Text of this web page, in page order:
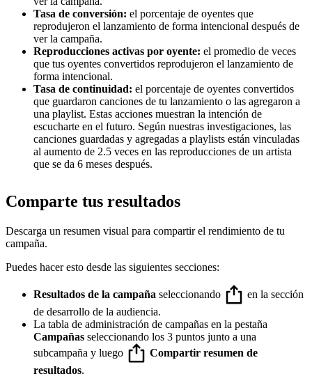
Tasa de conversión: el porcentaje de oyentes que
reprodujeron el lanzamiento de forma intencional después de
ver la campaña.
Reproducciones activas por oyente: el promedio de veces
que tus oyentes convertidos reprodujeron el lanzamiento de
forma intencional.
Tasa de continuidad: el porcentaje de oyentes convertidos
que guardaron canciones de tu lanzamiento o las agregaron a
una playlist. Estas acciones muestran la intención de
escucharte en el futuro. Según nuestras investigaciones, las
canciones guardadas y agregadas a playlists están vinculadas
al aumento de 2.5 veces en las reproducciones de un artista
que se da 6 meses después.
Comparte tus resultados
Descarga un resumen visual para compartir el rendimiento de tu
campaña.
Puedes hacer esto desde las siguientes secciones:
Resultados de la campaña seleccionando
en la sección
de desarrollo de la audiencia.
La tabla de administración de campañas en la pestaña
Campañas seleccionando los 3 puntos junto a una
subcampaña y luego
Compartir resumen de
resultados.